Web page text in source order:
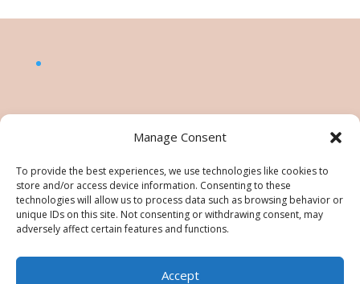
Manage Consent
To provide the best experiences, we use technologies like cookies to
store and/or access device information. Consenting to these
technologies will allow us to process data such as browsing behavior or
unique IDs on this site. Not consenting or withdrawing consent, may
adversely affect certain features and functions.
Accept
©Nésiris. Katia Picollier est Démonstratrice